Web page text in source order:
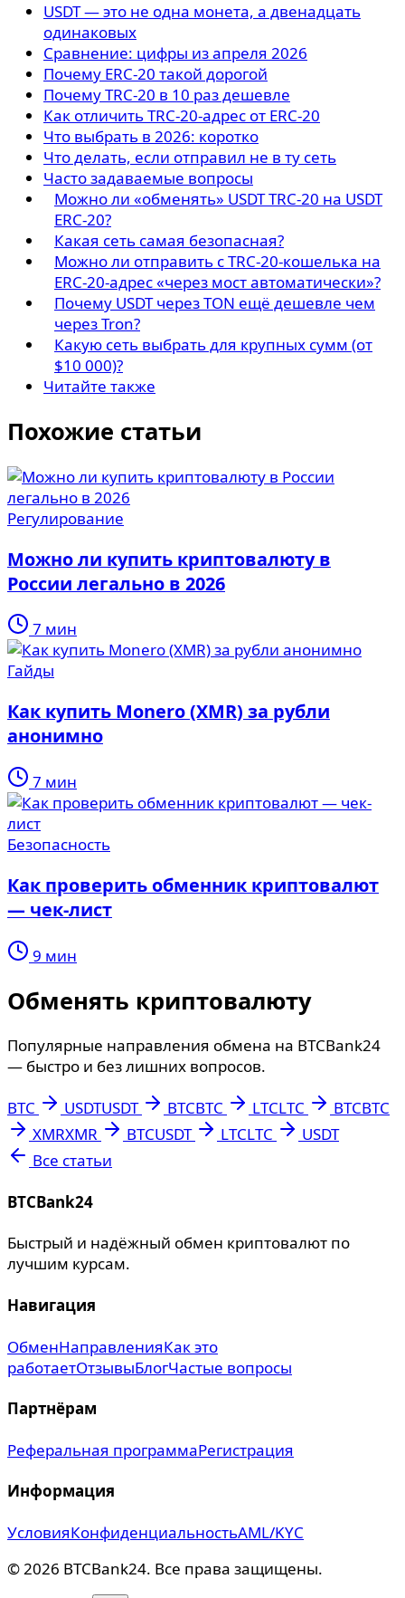
USDT — это не одна монета, а двенадцать
одинаковых
Сравнение: цифры из апреля 2026
Почему ERC-20 такой дорогой
Почему TRC-20 в 10 раз дешевле
Как отличить TRC-20-адрес от ERC-20
Что выбрать в 2026: коротко
Что делать, если отправил не в ту сеть
Часто задаваемые вопросы
Можно ли «обменять» USDT TRC-20 на USDT
ERC-20?
Какая сеть самая безопасная?
Можно ли отправить с TRC-20-кошелька на
ERC-20-адрес «через мост автоматически»?
Почему USDT через TON ещё дешевле чем
через Tron?
Какую сеть выбрать для крупных сумм (от
$10 000)?
Читайте также
Похожие статьи
Регулирование
Можно ли купить криптовалюту в
России легально в 2026
7 мин
Гайды
Как купить Monero (XMR) за рубли
анонимно
7 мин
Безопасность
Как проверить обменник криптовалют
— чек-лист
9 мин
Обменять криптовалюту
Популярные направления обмена на BTCBank24
— быстро и без лишних вопросов.
BTC
USDTUSDT BTCBTC LTCLTC BTCBTC
XMRXMR BTCUSDT LTCLTC
USDT
Все статьи
BTCBank24
Быстрый и надёжный обмен криптовалют по
лучшим курсам.
Навигация
ОбменНаправленияКак это
работаетОтзывыБлогЧастые вопросы
Партнёрам
Реферальная программаРегистрация
Информация
УсловияКонфиденциальностьAML/KYC
©2026 BTCBank24. Все права защищены.